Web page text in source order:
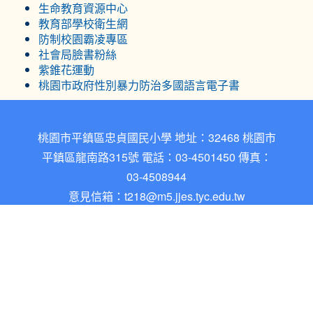
生命教育資源中心
教育部學校衛生網
防制校園霸凌專區
社會局臉書粉絲
紫錐花運動
桃園市政府性別暴力防治多國語言電子書
桃園市平鎮區忠貞國民小學 地址：32468 桃園市
平鎮區龍南路315號 電話：03-4501450 傳真：
03-4508944
意見信箱： t218@m5.jjes.tyc.edu.tw